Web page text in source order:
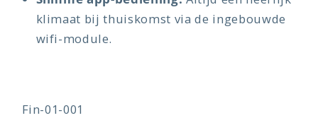
klimaat bij thuiskomst via de ingebouwde
wifi-module.
SKU:
Fin-01-001